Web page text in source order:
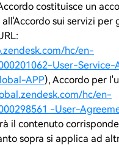
costituisce un
sui servizi per
hc/en-
User-Service-
APP), Accordo per
hc/en-
-User-
il contenuto
sopra si applica ad